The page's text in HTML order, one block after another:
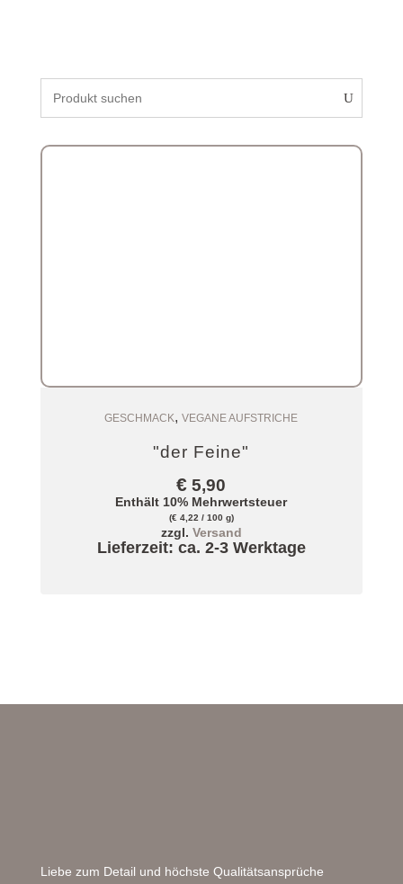
Zum Warenkorb
GESCHMACK,VEGANE AUFSTRICHE
"der Feine"
€ 5,90
Enthält 10% Mehrwertsteuer
(€ 4,22/ 100 g)
zzgl. Versand
Lieferzeit: ca. 2-3 Werktage
Liebe zum Detail und höchste Qualitätsansprüche